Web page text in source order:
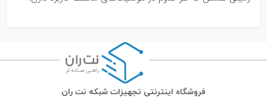
فروشگاه اینترنتی تجهیزات شبکه نت ران